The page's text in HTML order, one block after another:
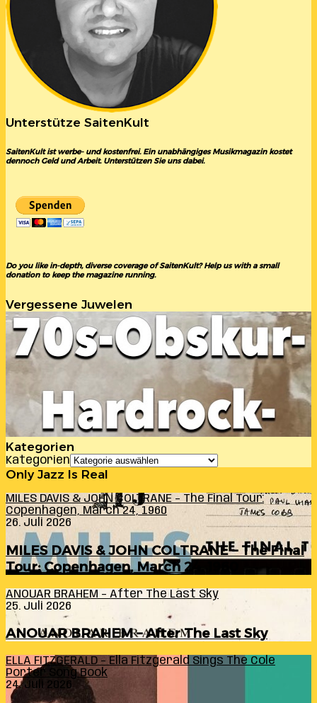
Unterstütze SaitenKult
SaitenKult ist werbe- und kostenfrei. Ein unabhängiges Musikmagazin kostet
dennoch Geld und Arbeit. Unterstützen Sie uns dabei.
Do you like in-depth, diverse coverage of SaitenKult? Help us with a small
donation to keep the magazine running.
Vergessene Juwelen
Kategorien
Kategorien
Only Jazz Is Real
MILES DAVIS & JOHN COLTRANE – The Final Tour:
Copenhagen, March 24, 1960
26. Juli 2026
MILES DAVIS & JOHN COLTRANE – The Final
Tour: Copenhagen, March 24, 1960
ANOUAR BRAHEM – After The Last Sky
25. Juli 2026
ANOUAR BRAHEM – After The Last Sky
ELLA FITZGERALD – Ella Fitzgerald Sings The Cole
Porter Song Book
24. Juli 2026